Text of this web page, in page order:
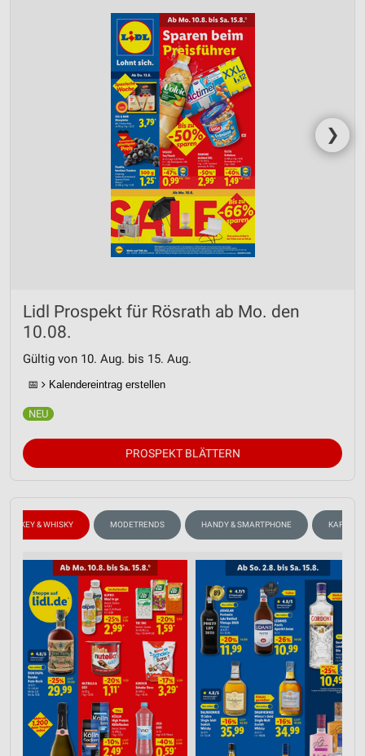
❯
Lidl Prospekt für Rösrath ab Mo. den
10.08.
Gültig von 10. Aug. bis 15. Aug.
📅 Kalendereintrag erstellen
PROSPEKT BLÄTTERN
WHISKEY & WHISKY MODETRENDS HANDY & SMARTPHONE KAFFEE